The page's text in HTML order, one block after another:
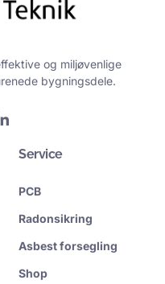
og miljøvenlige
bygningsdele.
i
Service
PCB
Radonsikring
Asbest forsegling
Shop